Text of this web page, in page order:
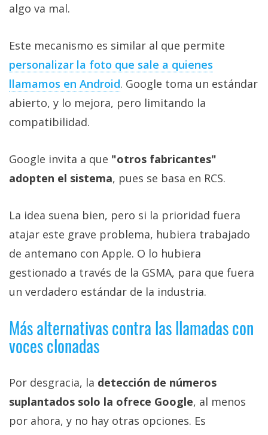
algo va mal.
Este mecanismo es similar al que permite
personalizar la foto que sale a quienes
llamamos en Android. Google toma un estándar
abierto, y lo mejora, pero limitando la
compatibilidad.
Google invita a que "otros fabricantes"
adopten el sistema, pues se basa en RCS.
La idea suena bien, pero si la prioridad fuera
atajar este grave problema, hubiera trabajado
de antemano con Apple. O lo hubiera
gestionado a través de la GSMA, para que fuera
un verdadero estándar de la industria.
Más alternativas contra las llamadas con
voces clonadas
Por desgracia, la detección de números
suplantados solo la ofrece Google, al menos
por ahora, y no hay otras opciones. Es